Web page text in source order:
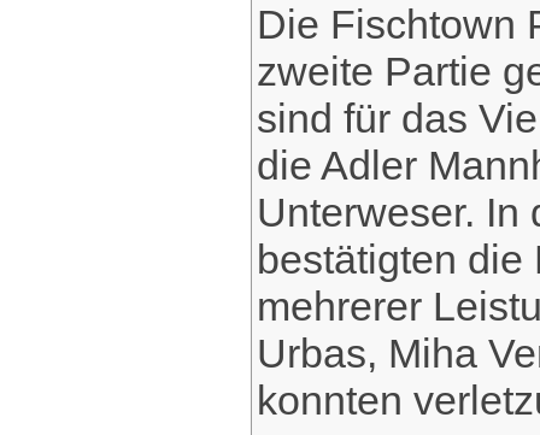
Die Fischtown
zweite Partie
sind für das
die Adler
Unterweser. In
bestätigten die
mehrerer
Urbas, Miha
konnten